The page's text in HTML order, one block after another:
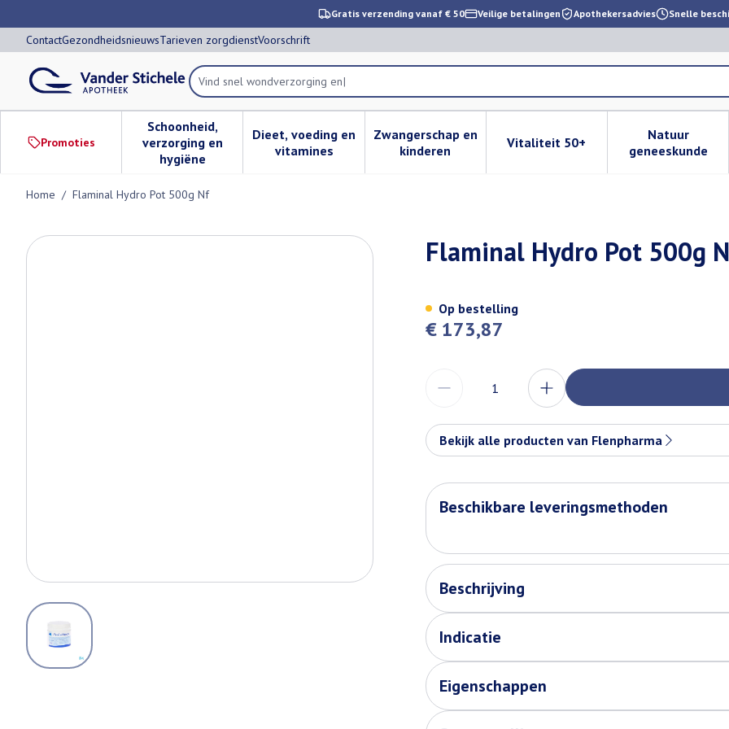
Gratis verzending vanaf € 50 Veilige betalingen Apothekersadvies Snelle
ContactGezondheidsnieuwsTarieven zorgdienstVoorschrift
Product, merk, categorie...
V
Promoties
Schoonheid,
verzorging en
hygiëne
Toon submenu voor Schoonheid, verzorging en hygiëne categorie
Dieet, voeding en
vitaminesToon submenu voor Dieet, voeding en vitamines categorie
Zwangerschap en
kinderenToon submenu voor Zwangerschap en kinderen
Vitaliteit 50+Toon submenu voor Vitaliteit
Natuur
geneeskunde
Toon
Home / Flaminal Hydro Pot 500g Nf
View larger image
Flaminal Hydro Pot 500g Nf Flaminal Hydro Pot 500g
€ 173,87
Op bestelling
Bekijk alle producten van Flenpharma
Beschikbare leveringsmethoden
Beschrijving
Indicatie
Eigenschappen
Flaminal® Hydro houdt de wond zuiver.